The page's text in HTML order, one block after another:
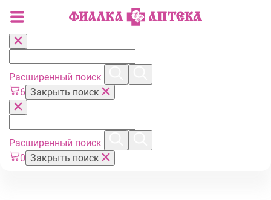
Расширенный поиск
6 Закрыть поиск
Расширенный поиск
0 Закрыть поиск